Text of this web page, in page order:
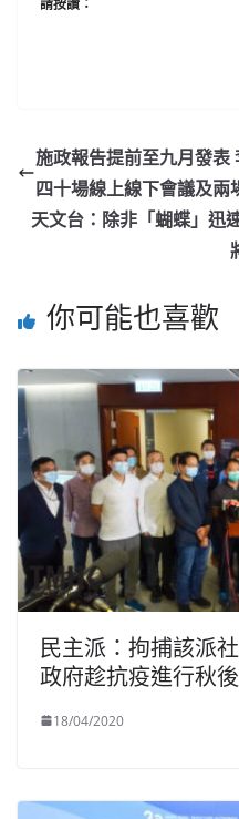
施政報告提前至九月發表
四十場線上線下會議及
天文台：除非「蝴蝶」迅
你可能也喜歡
民主派：拘捕該派
政府趁抗疫進行秋
18/04/2020